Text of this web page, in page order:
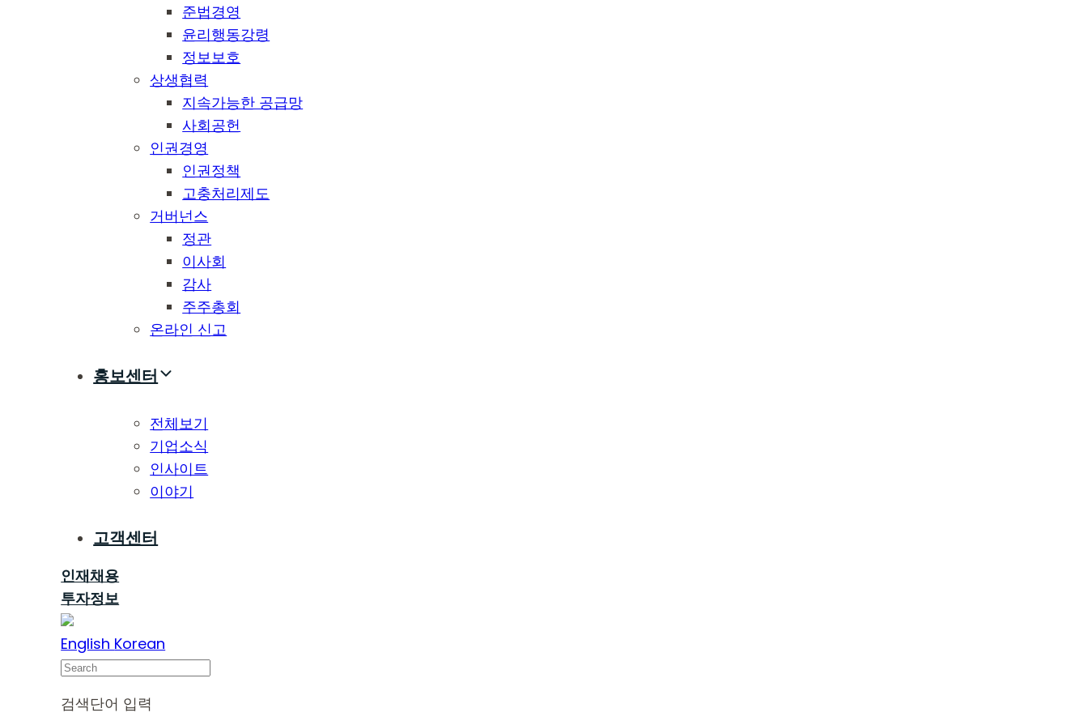
준법경영
윤리행동강령
정보보호
상생협력
지속가능한 공급망
사회공헌
인권경영
인권정책
고충처리제도
거버넌스
정관
이사회
감사
주주총회
온라인 신고
홍보센터
전체보기
기업소식
인사이트
이야기
고객센터
인재채용
투자정보
English Korean
Search
검색단어 입력